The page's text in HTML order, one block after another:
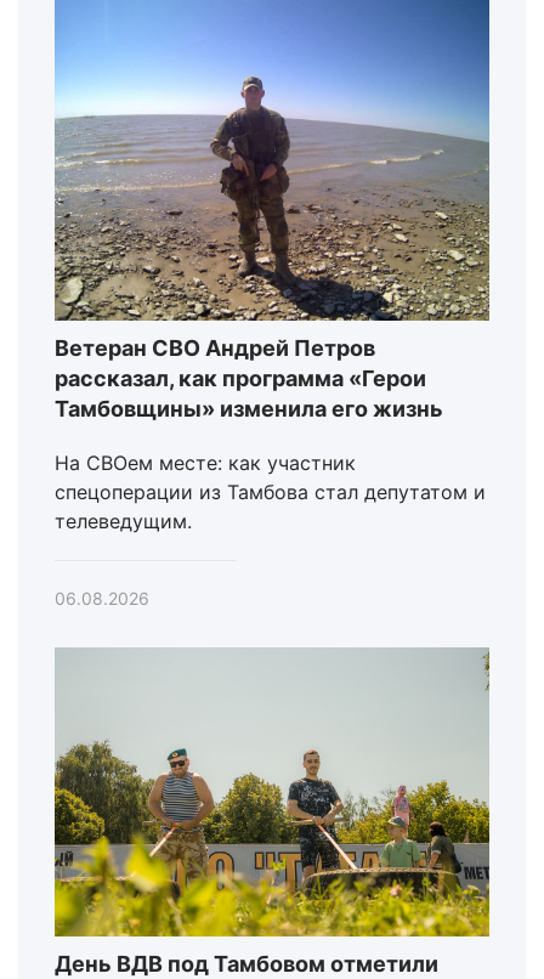
Ветеран СВО Андрей Петров
рассказал, как программа «Герои
Тамбовщины» изменила его жизнь
На СВОем месте: как участник
спецоперации из Тамбова стал депутатом и
телеведущим.
06.08.2026
День ВДВ под Тамбовом отметили